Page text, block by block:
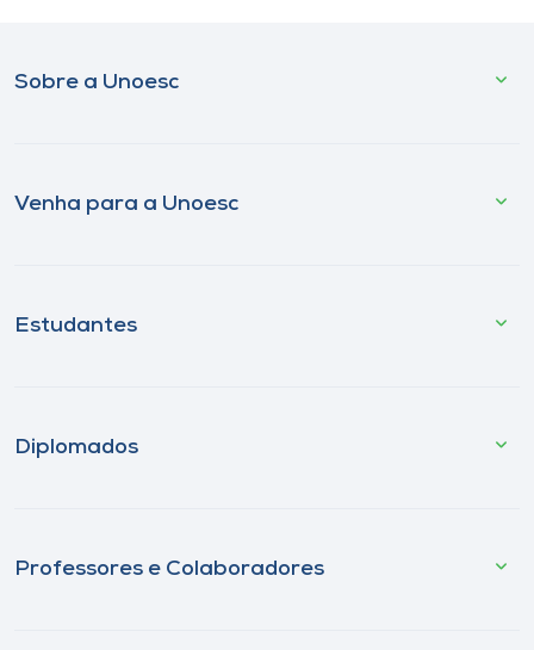
Sobre a Unoesc
Venha para a Unoesc
Estudantes
Diplomados
Professores e Colaboradores